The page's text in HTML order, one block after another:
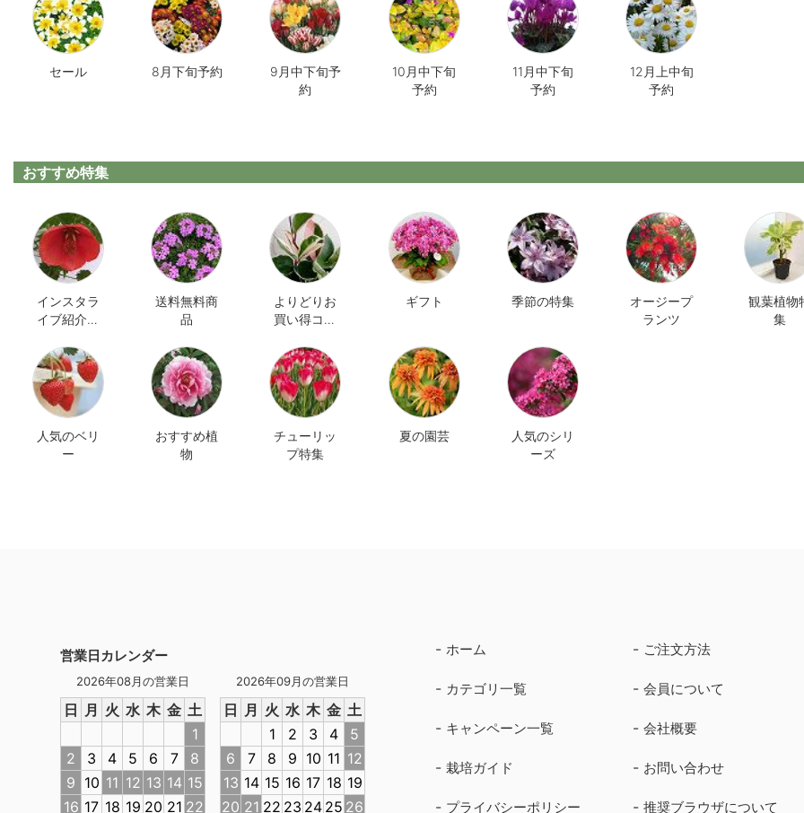
セール 8月下旬予約
9月中下旬予
約
10月中下旬
予約
11月中下旬
予約
12月上中旬
予約
おすすめ特集
インスタラ
イブ紹介商
送料無料商
品
よりどりお
買い得コー
ギフト 季節の特集
オージープ
ランツ
観葉植物
集
人気のベリ
ー
おすすめ植
物
チューリッ
プ特集
夏の園芸
人気のシリ
ーズ
営業日カレンダー
2026年08月の営業日
日 月 火 水 木 金 土
1
2
3 4 5 6 7
8
9 10 11 12 13 14 15
16 17 18 19 20 21 22
2026年09月の営業日
日 月 火 水 木 金 土
1
2 3 4
5
6
7 8 9 10 11 12
13 14 15 16 17 18 19
20 21 22 23 24 25 26
ホーム ご注文方法
カテゴリ一覧 会員について
キャンペーン一覧 会社概要
栽培ガイド お問い合わせ
プライバシーポリシー 推奨ブラウザについて